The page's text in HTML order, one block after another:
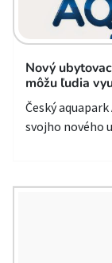
Nový
môžu ľudia
Český
svojho nového